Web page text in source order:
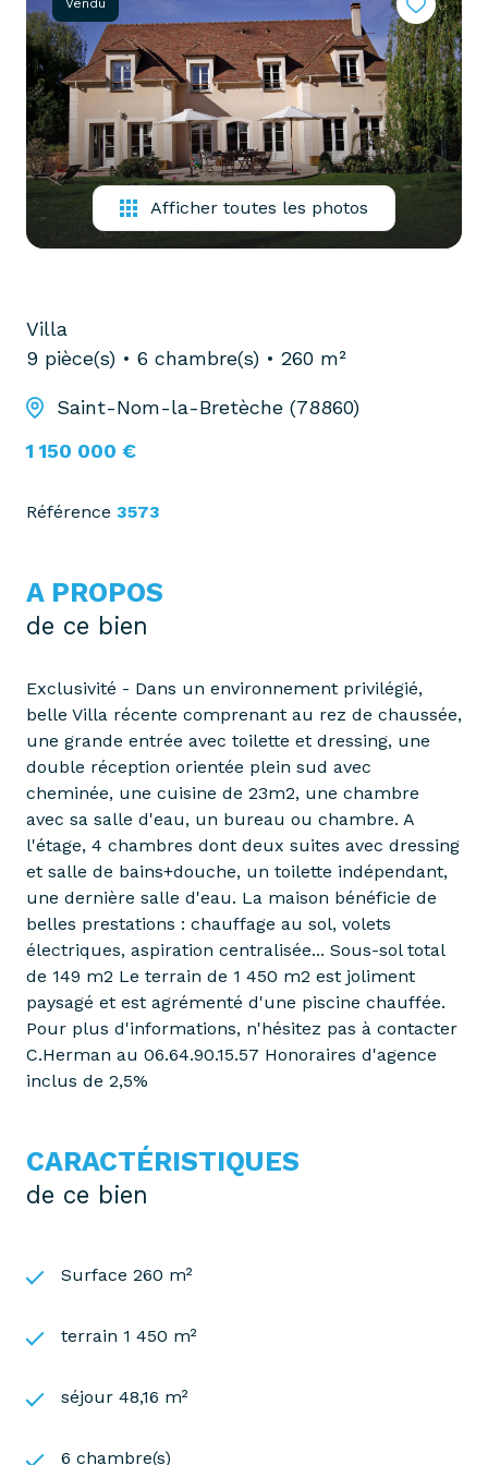
confiez-
nous
votre
recherche
acheter
biens
pro
partenaires
gestion
locative
vendre
mon
bien
recherche
Vendu
Afficher toutes les photos
Villa
9 pièce(s)
6 chambre(s) 260 m²
Saint-Nom-la-Bretèche (78860)
1 150 000 €
Référence 3573
A PROPOS
de ce bien
Exclusivité - Dans un environnement privilégié,
belle Villa récente comprenant au rez de chaussée,
une grande entrée avec toilette et dressing, une
double réception orientée plein sud avec
cheminée, une cuisine de 23m2, une chambre
avec sa salle d'eau, un bureau ou chambre. A
l'étage, 4 chambres dont deux suites avec dressing
et salle de bains+douche, un toilette indépendant,
une dernière salle d'eau. La maison bénéficie de
belles prestations : chauffage au sol, volets
électriques, aspiration centralisée... Sous-sol total
de 149 m2 Le terrain de 1 450 m2 est joliment
paysagé et est agrémenté d'une piscine chauffée.
Pour plus d'informations, n'hésitez pas à contacter
C.Herman au 06.64.90.15.57 Honoraires d'agence
inclus de 2,5%
CARACTÉRISTIQUES
de ce bien
Surface 260 m²
terrain 1 450 m²
séjour 48,16 m²
6 chambre(s)